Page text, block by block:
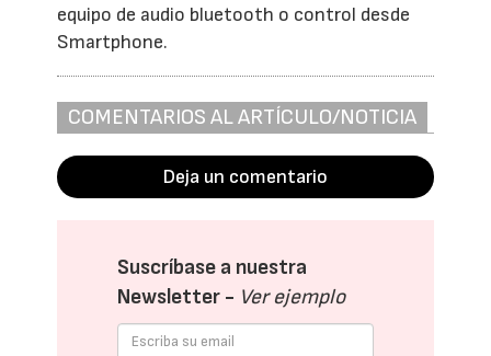
equipo de audio bluetooth o control desde
Smartphone.
COMENTARIOS AL ARTÍCULO/NOTICIA
Deja un comentario
Suscríbase a nuestra
Newsletter - Ver ejemplo